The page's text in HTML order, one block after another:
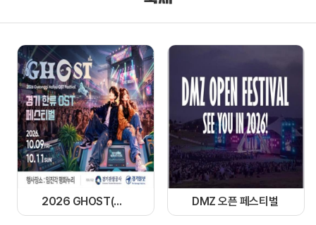
2026 GHOST(경기 한류 OST) 페스티벌 DMZ 오픈 페스티벌